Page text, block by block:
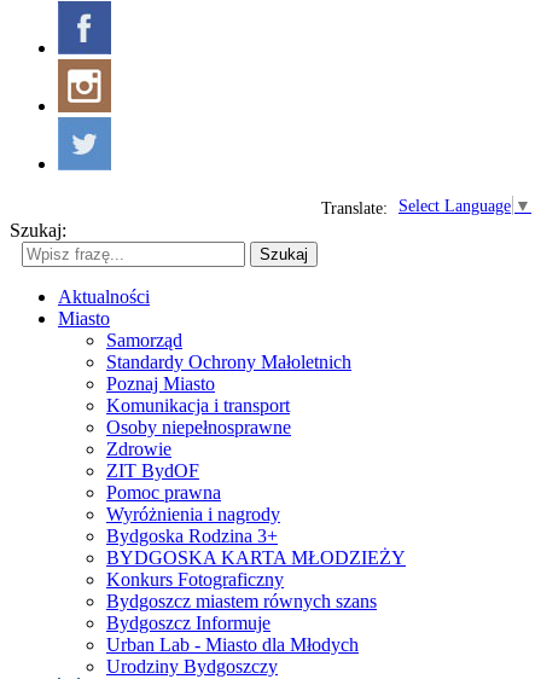
Select Language ▼
Translate:
Szukaj:
Szukaj
Aktualności
Miasto
Samorząd
Standardy Ochrony Małoletnich
Poznaj Miasto
Komunikacja i transport
Osoby niepełnosprawne
Zdrowie
ZIT BydOF
Pomoc prawna
Wyróżnienia i nagrody
Bydgoska Rodzina 3+
BYDGOSKA KARTA MŁODZIEŻY
Konkurs Fotograficzny
Bydgoszcz miastem równych szans
Bydgoszcz Informuje
Urban Lab - Miasto dla Młodych
Urodziny Bydgoszczy